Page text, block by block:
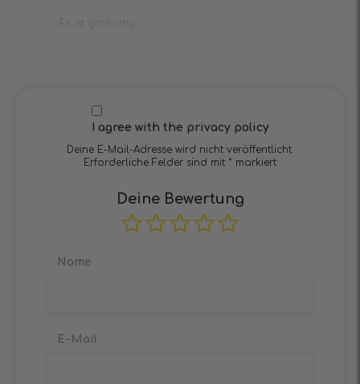
Deine E-Mail-Adresse wird nicht veröffentlicht.
Erforderliche Felder sind mit * markiert
Deine Bewertung
I agree with the privacy policy
Name
E-Mail